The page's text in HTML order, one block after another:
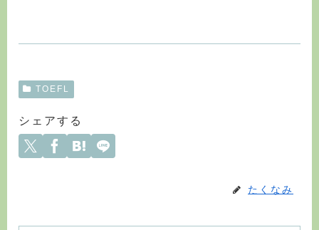
TOEFL
シェアする
たくなみ